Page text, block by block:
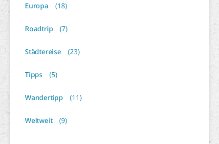
Europa (18)
Roadtrip (7)
Städtereise (23)
Tipps (5)
Wandertipp (11)
Weltweit (9)